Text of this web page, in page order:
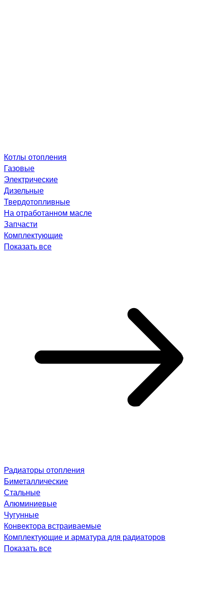
Котлы отопления
Газовые
Электрические
Дизельные
Твердотопливные
На отработанном масле
Запчасти
Комплектующие
Показать все
Радиаторы отопления
Биметаллические
Стальные
Алюминиевые
Чугунные
Конвектора встраиваемые
Комплектующие и арматура для радиаторов
Показать все